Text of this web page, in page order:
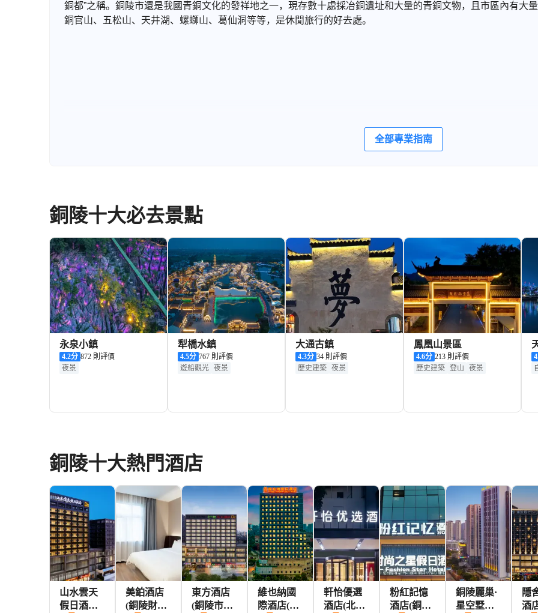
銅都”之稱。銅陵市還是我國青銅文化的發祥地之一，現存數十處採冶銅遺址和大量的青銅文物，且市區內有大
銅官山、五松山、天井湖、螺螄山、葛仙洞等等，是休閒旅行的好去處。
全部專業指南
銅陵十大必去景點
永泉小鎮
4.2分 872 則評價
夜景
犁橋水鎮
4.5分 767 則評價
遊船觀光
夜景
大通古鎮
4.3分 34 則評價
歷史建築 夜景
鳳凰山景區
4.6分 213 則評價
歷史建築
登山 夜景
銅陵十大熱門酒店
山水雲天
假日酒店
美鉑酒店
(銅陵財富
東方酒店
(銅陵市北
維也納國
際酒店(銅
軒怡優選
酒店(北斗
粉紅記憶
酒店(銅陵
銅陵麗巢·
星空墅酒
隱
酒